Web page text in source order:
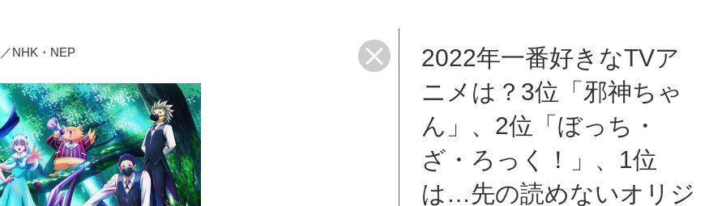
NHK・NEP
2022年一番好きなTVア
ニメは？3位「邪神ちゃ
ん」、2位「ぼっち・
ざ・ろっく！」、1位
は…先の読めないオリジ